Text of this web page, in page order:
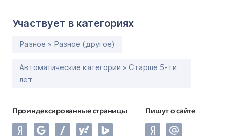
Участвует в категориях
Разное » Разное (другое)
Автоматические категории » Старше 5-ти
лет
Проиндексированные страницы Пишут о сайте